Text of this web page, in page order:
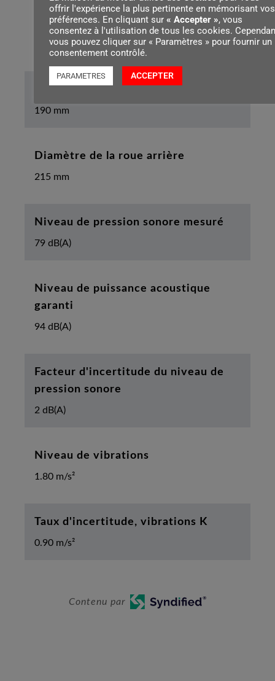
Hauteur maximale de l’appareil
108 cm
190 mm
Diamètre de la roue arrière
215 mm
Niveau de pression sonore mesuré
79 dB(A)
Niveau de puissance acoustique
garanti
94 dB(A)
Facteur d'incertitude du niveau de
pression sonore
2 dB(A)
Niveau de vibrations
1.80 m/s²
Taux d'incertitude, vibrations K
0.90 m/s²
Contenu par
offrir l'expérience la plus pertinente en mémorisant vos
préférences. En cliquant sur « Accepter », vous
consentez à l'utilisation de tous les cookies.
vous pouvez cliquer sur « Paramètres » pour fournir un
consentement contrôlé.
PARAMETRES ACCEPTER